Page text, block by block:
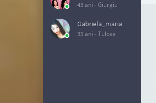
43 ani -Giurgiu
Gabriela_maria
35 ani -Tulcea